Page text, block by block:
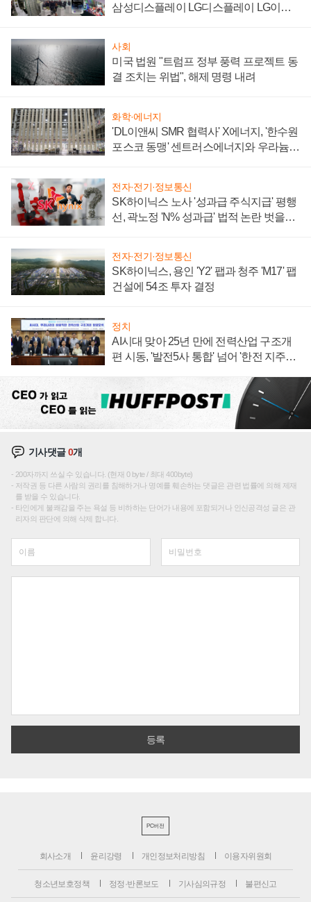
삼성디스플레이 LG디스플레이 LG이노
사회
미국 법원 "트럼프 정부 풍력 프로젝트 동
결 조치는 위법", 해제 명령 내려
화학·에너지
'DL이앤씨 SMR 협력사' X에너지, '한수원
포스코 동맹' 센트러스에너지와 우라늄
전자·전기·정보통신
SK하이닉스 노사 '성과급 주식지급' 평행
선, 곽노정 'N% 성과급' 법적 논란 벗을지
전자·전기·정보통신
SK하이닉스, 용인 'Y2' 팹과 청주 'M17' 팹
건설에 54조 투자 결정
정치
AI시대 맞아 25년 만에 전력산업 구조개
편 시동, '발전5사 통합' 넘어 '한전 지주사'
기사댓글0개
200자까지 쓰실 수 있습니다. (현재 0 byte / 최대 400byte)
저작권 등 다른 사람의 권리를 침해하거나 명예를 훼손하는 댓글은 관련 법률에 의해 제재
를 받을 수 있습니다.
타인에게 불쾌감을 주는 욕설 등 비하하는 단어가 내용에 포함되거나 인신공격성 글은 관
리자의 판단에 의해 삭제 합니다.
PC버전
회사소개 윤리강령 개인정보처리방침 이용자위원회
청소년보호정책 정정·반론보도 기사심의규정 불편신고